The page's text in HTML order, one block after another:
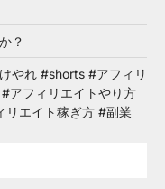
？
やれ #shorts #アフィリ
アフィリエイトやり方
リエイト稼ぎ方 #副業